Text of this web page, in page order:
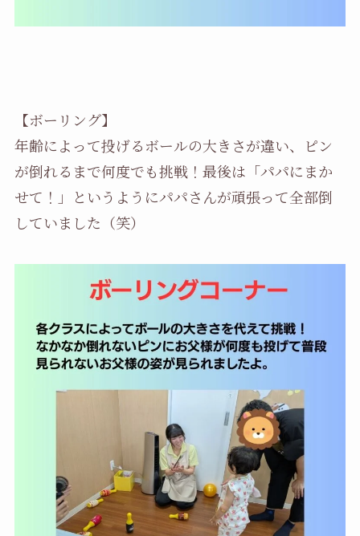
【ボーリング】
年齢によって投げるボールの大きさが違い、ピン
が倒れるまで何度でも挑戦！最後は「パパにまか
せて！」というようにパパさんが頑張って全部倒
していました（笑）